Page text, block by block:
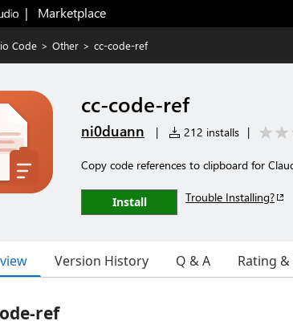
|   Marketplace
Code > Other > cc-code-ref
cc-code-ref
ni0duann | 212 installs |
Copy code references to clipboard for
Install Trouble Installing?
Version History Q & A Rating &
ref